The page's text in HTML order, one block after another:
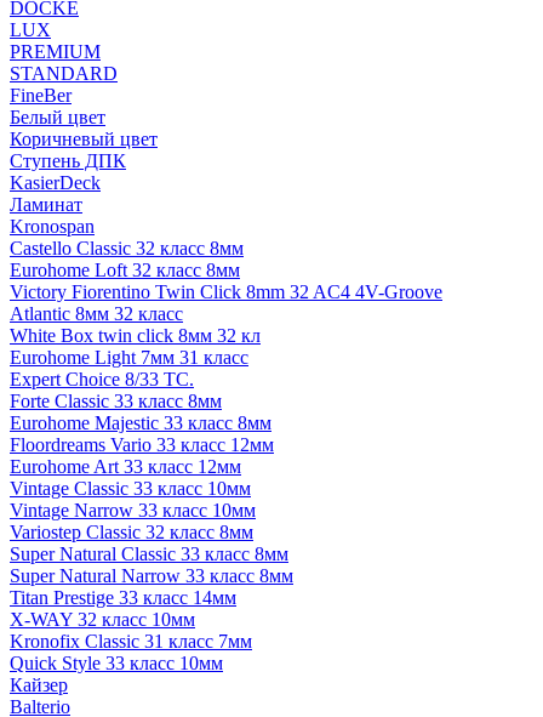
DÖCKE
LUX
PREMIUM
STANDARD
FineBer
Белый цвет
Коричневый цвет
Ступень ДПК
KasierDeck
Ламинат
Kronospan
Castello Classic 32 класс 8мм
Eurohome Loft 32 класс 8мм
Victory Fiorentino Twin Click 8mm 32 AC4 4V-Groove
Atlantic 8мм 32 класс
White Box twin click 8мм 32 кл
Eurohome Light 7мм 31 класс
Expert Choice 8/33 TC.
Forte Classic 33 класс 8мм
Eurohome Majestic 33 класс 8мм
Floordreams Vario 33 класс 12мм
Eurohome Art 33 класс 12мм
Vintage Classic 33 класс 10мм
Vintage Narrow 33 класс 10мм
Variostep Classic 32 класс 8мм
Super Natural Classic 33 класс 8мм
Super Natural Narrow 33 класс 8мм
Titan Prestige 33 класс 14мм
X-WAY 32 класс 10мм
Kronofix Classic 31 класс 7мм
Quick Style 33 класс 10мм
Кайзер
Balterio